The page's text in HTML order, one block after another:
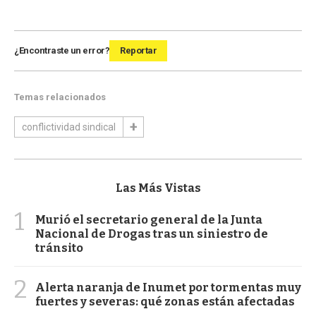
¿Encontraste un error? Reportar
Temas relacionados
conflictividad sindical
Las Más Vistas
1
Murió el secretario general de la Junta
Nacional de Drogas tras un siniestro de
tránsito
2
Alerta naranja de Inumet por tormentas muy
fuertes y severas: qué zonas están afectadas